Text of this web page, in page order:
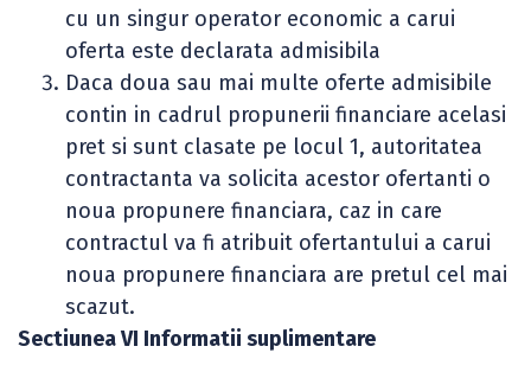
cu un singur operator economic a carui
oferta este declarata admisibila
Daca doua sau mai multe oferte admisibile
contin in cadrul propunerii financiare acelasi
pret si sunt clasate pe locul 1, autoritatea
contractanta va solicita acestor ofertanti o
noua propunere financiara, caz in care
contractul va fi atribuit ofertantului a carui
noua propunere financiara are pretul cel mai
scazut.
Sectiunea VI Informatii suplimentare